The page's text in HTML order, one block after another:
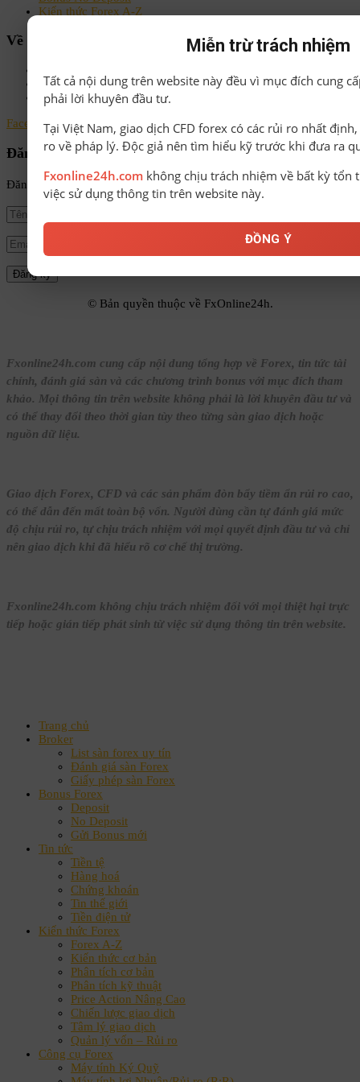
Kiến thức Forex A-Z
Về chúng tôi
Điều khoản & Điều kiện
Liên hệ
Facebook
Instagram Linkedin Youtube
Đăng ký nhận tin
Đăng ký để nhận tin tức mới nhất từ FxOnline24h!
© Bản quyền thuộc về FxOnline24h.
Fxonline24h.com cung cấp nội dung tổng hợp về Forex, tin tức tài
chính, đánh giá sàn và các chương trình bonus với mục đích tham
khảo. Mọi thông tin trên website không phải là lời khuyên đầu tư và
có thể thay đổi theo thời gian tùy theo từng sàn giao dịch hoặc
nguồn dữ liệu.
Giao dịch Forex, CFD và các sản phẩm đòn bẩy tiềm ẩn rủi ro cao,
có thể dẫn đến mất toàn bộ vốn. Người dùng cần tự đánh giá mức
độ chịu rủi ro, tự chịu trách nhiệm với mọi quyết định đầu tư và chỉ
nên giao dịch khi đã hiểu rõ cơ chế thị trường.
Fxonline24h.com không chịu trách nhiệm đối với mọi thiệt hại trực
tiếp hoặc gián tiếp phát sinh từ việc sử dụng thông tin trên website.
Trang chủ
Broker
List sàn forex uy tín
Đánh giá sàn Forex
Giấy phép sàn Forex
Bonus Forex
Deposit
No Deposit
Gửi Bonus mới
Tin tức
Tiền tệ
Hàng hoá
Chứng khoán
Tin thế giới
Tiền điện tử
Kiến thức Forex
Forex A-Z
Kiến thức cơ bản
Phân tích cơ bản
Phân tích kỹ thuật
Price Action Nâng Cao
Chiến lược giao dịch
Tâm lý giao dịch
Quản lý vốn – Rủi ro
Công cụ Forex
Máy tính Ký Quỹ
Miễn trừ trách nhiệm
Tất cả nội dung trên website này đều vì mục đích cung
phải lời khuyên đầu tư.
Tại Việt Nam, giao dịch CFD forex có các rủi ro nhất
ro về pháp lý. Độc giả nên tìm hiểu kỹ trước khi đưa ra
Fxonline24h.com không chịu trách nhiệm về bất kỳ tổn
việc sử dụng thông tin trên website này.
ĐỒNG Ý